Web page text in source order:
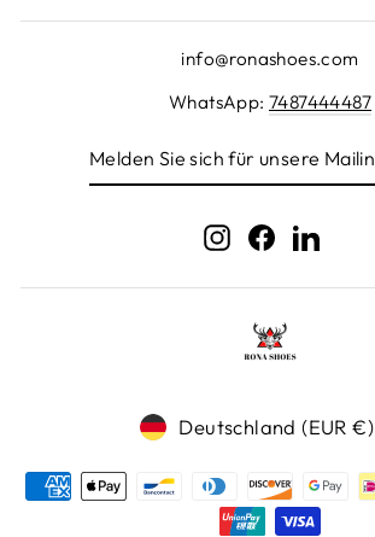
info@ronashoes.com
WhatsApp: 7487444487
Instagram
Facebook
Währung
Deutschland (EUR €)